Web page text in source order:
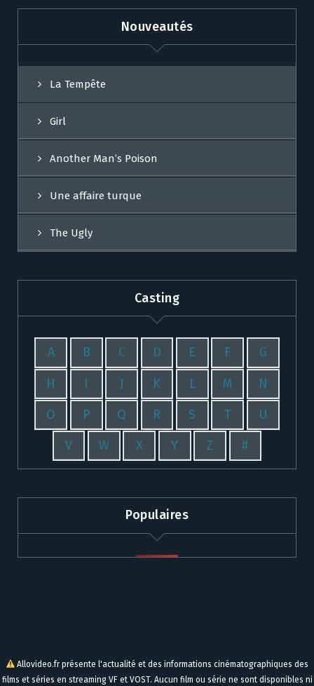
Nouveautés
La Tempête
Girl
Another Man’s Poison
Une affaire turque
The Ugly
Casting
A B C D E F G
H I J K L M N
O P Q R S T U
V W X Y Z #
Populaires
Allovideo.fr présente l'actualité et des informations cinématographiques des
films et séries en streaming VF et VOST. Aucun film ou série ne sont disponibles ni